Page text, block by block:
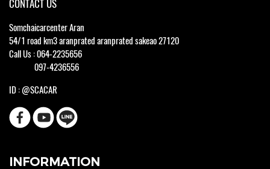
CONTACT US
Somchaicarcenter Aran
54/1 road km3 aranprated aranprated sakeao 27120
Call Us : 064-2235656
097-4236556
ID : @SCACAR
INFORMATION